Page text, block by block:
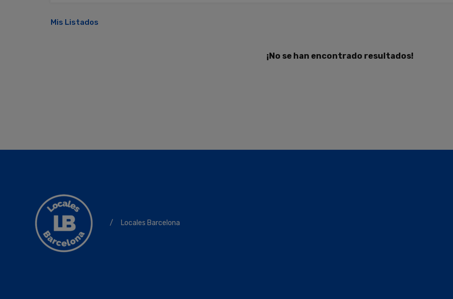
Mis Listados
¡No se han encontrado resultados!
/ Locales Barcelona